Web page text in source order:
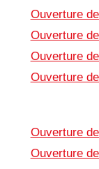
Ouverture
Ouverture
Ouverture
Ouverture
Ouverture
Ouverture